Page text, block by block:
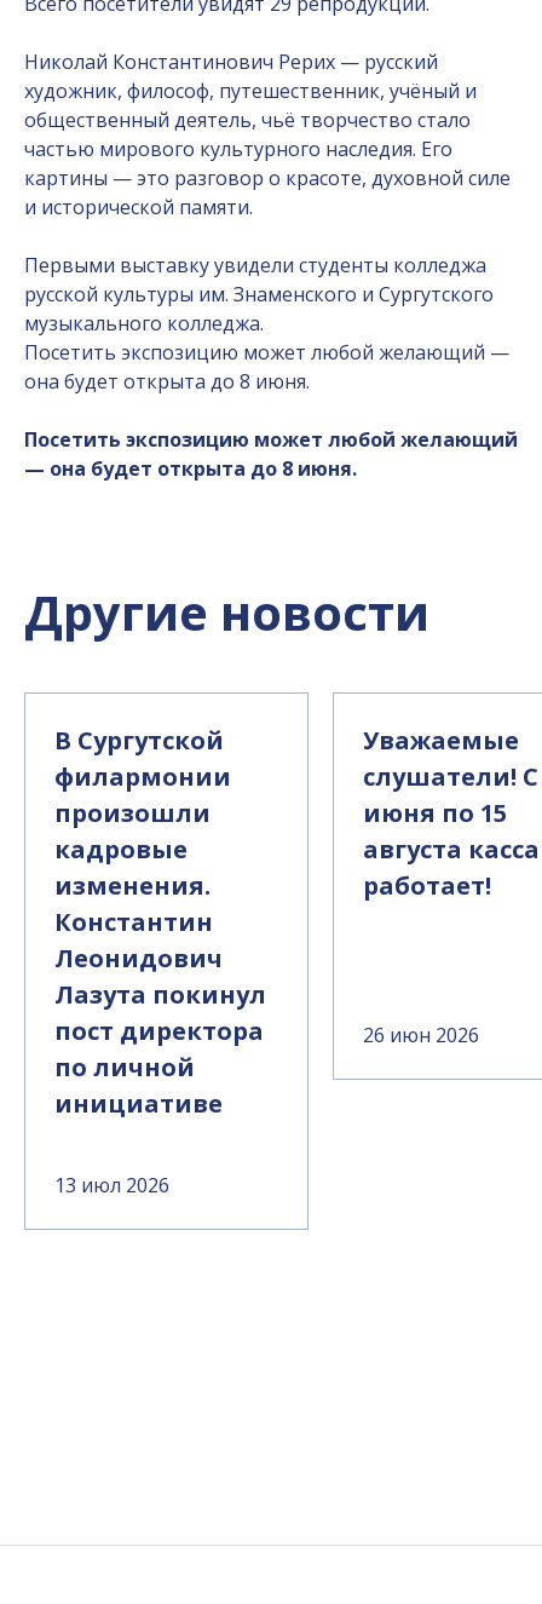
Николай Константинович Рерих — русский
художник, философ, путешественник, учёный и
общественный деятель, чьё творчество стало
частью мирового культурного наследия. Его
картины — это разговор о красоте, духовной силе
и исторической памяти.
Первыми выставку увидели студенты колледжа
русской культуры им. Знаменского и Сургутского
музыкального колледжа.
Посетить экспозицию может любой желающий —
она будет открыта до 8 июня.
Посетить экспозицию может любой желающий
— она будет открыта до 8 июня.
Другие новости
В Сургутской
филармонии
произошли
кадровые
изменения.
Константин
Леонидович
Лазута покинул
пост директора
по личной
инициативе
13 июл 2026
Уважаемые
слушатели! С
июня по 15
августа
работает!
26 июн 2026